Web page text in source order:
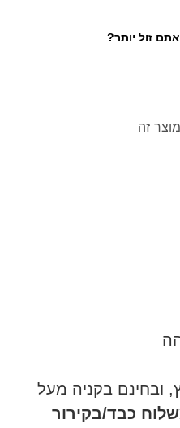
זול יותר?
זה
ובחינם בקניה מעל
כבד/בקירור